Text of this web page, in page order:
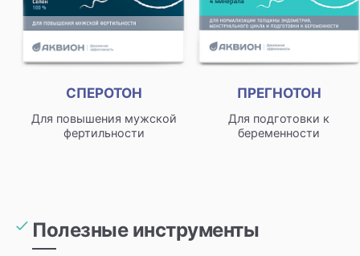
СПЕРОТОН
Для повышения мужской
фертильности
ПРЕГНОТОН
Для подготовки к
беременности
Полезные инструменты